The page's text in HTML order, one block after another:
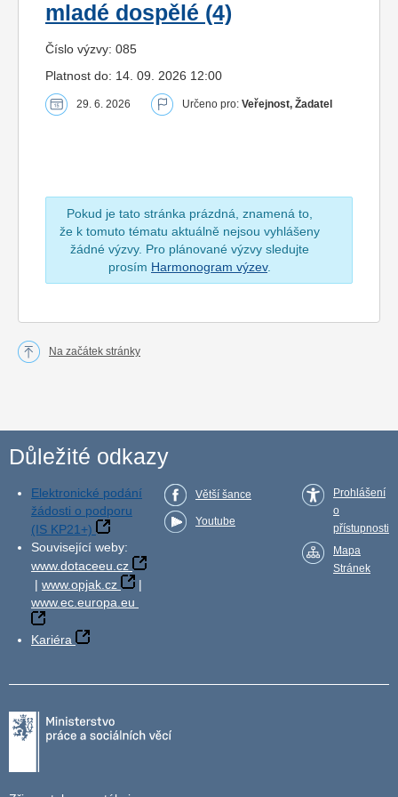
mladé dospělé (4)
Číslo výzvy: 085
Platnost do: 14. 09. 2026 12:00
29. 6. 2026 Určeno pro: Veřejnost, Žadatel
Pokud je tato stránka prázdná, znamená to,
že k tomuto tématu aktuálně nejsou vyhlášeny
žádné výzvy. Pro plánované výzvy sledujte
prosím Harmonogram výzev.
Na začátek stránky
Důležité odkazy
Elektronické podání
žádosti o podporu
(IS KP21+)
Související weby:
www.dotaceeu.cz
| www.opjak.cz
|
www.ec.europa.eu
Kariéra
Větší šance
Youtube
Prohlášení
o
přístupnosti
Mapa
Stránek